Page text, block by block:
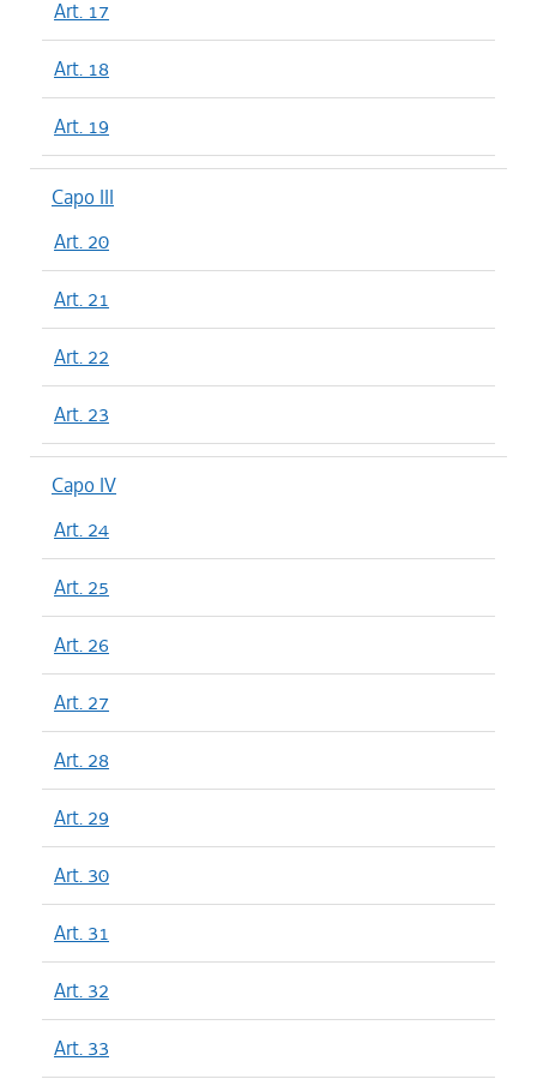
Art. 17
Art. 18
Art. 19
Capo III
Art. 20
Art. 21
Art. 22
Art. 23
Capo IV
Art. 24
Art. 25
Art. 26
Art. 27
Art. 28
Art. 29
Art. 30
Art. 31
Art. 32
Art. 33